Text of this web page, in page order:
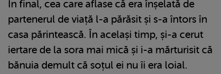
În final, cea care aflase că era înșelată de
partenerul de viață l-a părăsit și s-a întors în
casa părintească. În același timp, și-a cerut
iertare de la sora mai mică și i-a mărturisit că
bănuia demult că soțul ei nu îi era loial.